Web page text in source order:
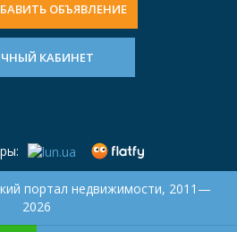
ОБЪЯВЛЕНИЕ
КАБИНЕТ
портал недвижимости, 2011—
2026